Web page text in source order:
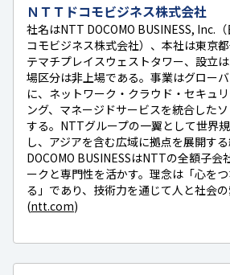
ＮＴＴドコモビジネス株式会社
社名はNTT DOCOMO BUSINESS, Inc.
コモビジネス株式会社）、本社は東京
テマチプレイスウェストタワー、設立
場区分は非上場である。事業はグロー
に、ネットワーク・クラウド・セキュ
ング、マネージドサービスを統合した
する。NTTグループの一翼として世界
し、アジアを含む広域に拠点を展開す
DOCOMO BUSINESSはNTTの全額子会
ークと専門性を活かす。理念は「心を
る」であり、技術力を通じて人と社会の
(ntt.com)